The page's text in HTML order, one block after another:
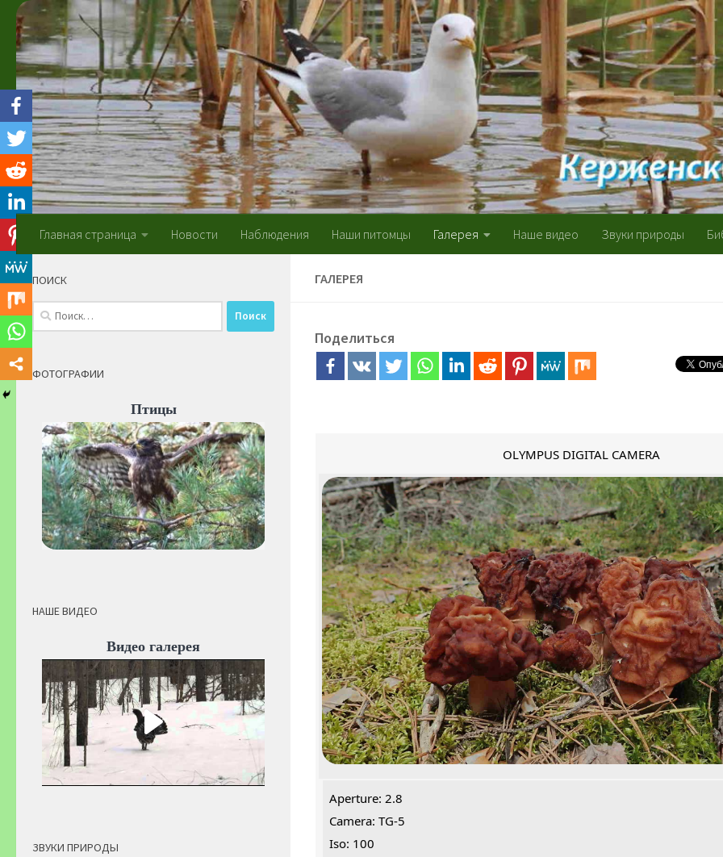
Skip to content
Главная страница Новости Наблюдения Наши питомцы Галерея Наше видео Звуки природы
ГАЛЕРЕЯ
Поделиться
OLYMPUS DIGITAL CAMERA
Aperture: 2.8
Camera: TG-5
Iso: 100
ПОИСК
Найти:
ФОТОГРАФИИ
Птицы
НАШЕ ВИДЕО
Видео галерея
ЗВУКИ ПРИРОДЫ